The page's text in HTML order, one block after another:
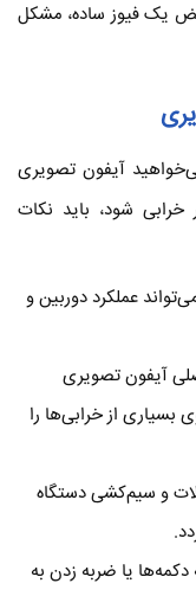
یک فیوز ساده، مشکل
آیفون تصویری
شود، باید نکات
عملکرد دوربین و
آیفون تصویری
از خرابی‌ها را
و سیم‌کشی دستگاه
یا ضربه زدن به